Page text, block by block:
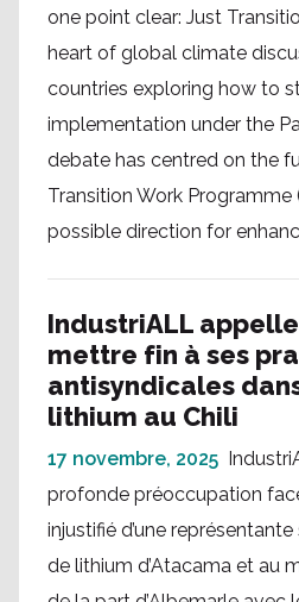
one point clear: Just
heart of global climate
countries exploring how to
implementation under the
debate has centred on the
Transition Work Programme
possible direction for
IndustriALL
mettre fin à ses
antisyndicales
lithium au Chili
17 novembre, 2025
profonde préoccupation
injustifié d’une
de lithium d’Atacama et au